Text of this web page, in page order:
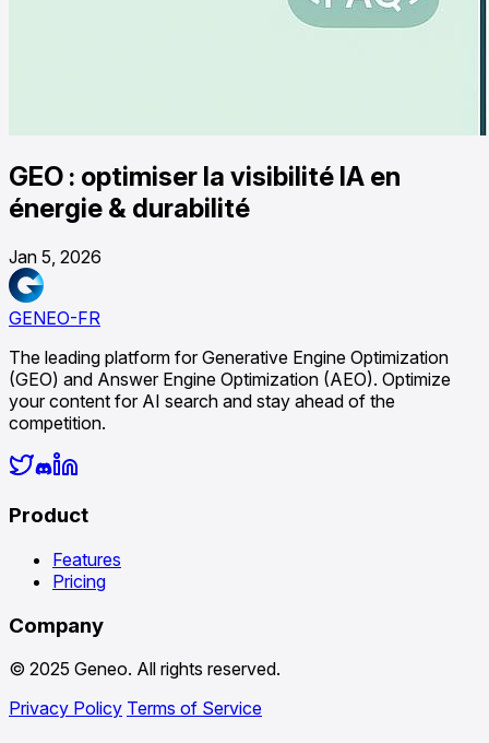
GEO : optimiser la visibilité IA en
énergie & durabilité
Jan 5, 2026
GENEO-FR
The leading platform for Generative Engine Optimization
(GEO) and Answer Engine Optimization (AEO). Optimize
your content for AI search and stay ahead of the
competition.
Product
Features
Pricing
Company
© 2025 Geneo. All rights reserved.
Privacy Policy Terms of Service